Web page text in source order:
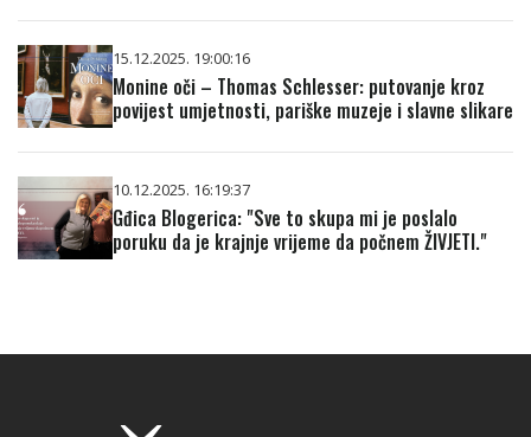
15.12.2025. 19:00:16
Monine oči – Thomas Schlesser: putovanje kroz
povijest umjetnosti, pariške muzeje i slavne slikare
10.12.2025. 16:19:37
Gđica Blogerica: "Sve to skupa mi je poslalo
poruku da je krajnje vrijeme da počnem ŽIVJETI."